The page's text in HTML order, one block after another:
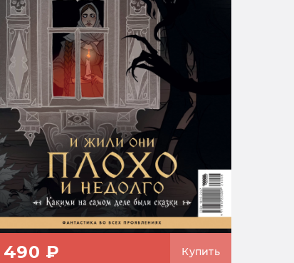
490 ₽ Купить